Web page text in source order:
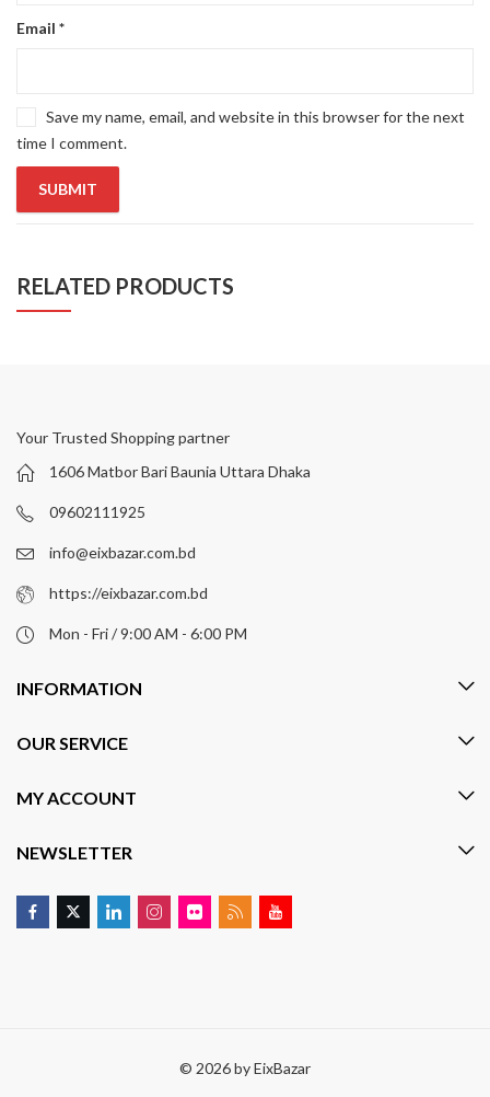
Email *
Save my name, email, and website in this browser for the next
time I comment.
RELATED PRODUCTS
Your Trusted Shopping partner
1606 Matbor Bari Baunia Uttara Dhaka
09602111925
info@eixbazar.com.bd
https://eixbazar.com.bd
Mon - Fri / 9:00 AM - 6:00 PM
INFORMATION
OUR SERVICE
MY ACCOUNT
NEWSLETTER
© 2026 byEixBazar